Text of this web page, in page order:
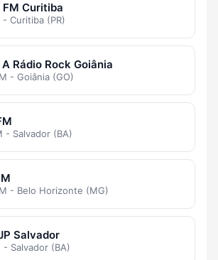
FM Curitiba
- Curitiba (PR)
Rádio Rock Goiânia
- Goiânia (GO)
- Salvador (BA)
- Belo Horizonte (MG)
Salvador
- Salvador (BA)